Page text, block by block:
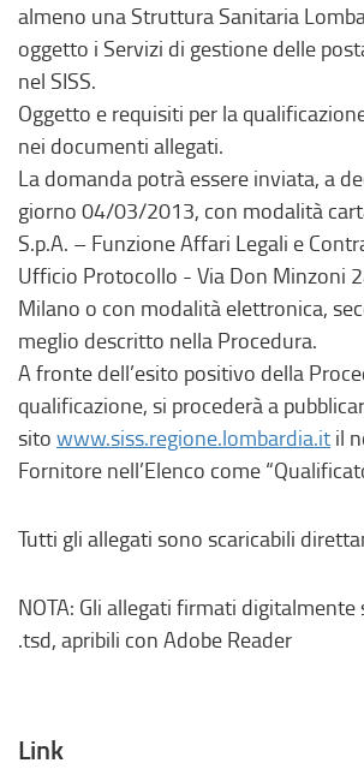
almeno una Struttura Sanitaria
oggetto i Servizi di gestione delle
nel SISS.
Oggetto e requisiti per la
nei documenti allegati.
La domanda potrà essere inviata, a
giorno 04/03/2013, con modalità
S.p.A. – Funzione Affari Legali e
Ufficio Protocollo - Via Don Minzoni
Milano o con modalità elettronica,
meglio descritto nella Procedura.
A fronte dell’esito positivo della
qualificazione, si procederà a
sito www.siss.regione.lombardia.it il
Fornitore nell’Elenco come
Tutti gli allegati sono scaricabili
NOTA: Gli allegati firmati
.tsd, apribili con Adobe Reader
Link